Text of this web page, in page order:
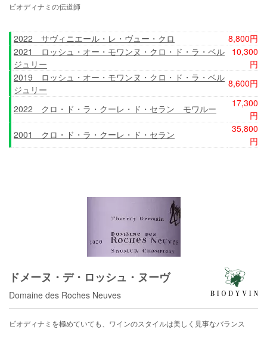
ビオディナミの伝道師
2022 サヴィニエール・レ・ヴュー・クロ
8,800円
2021 ロッシュ・オー・モワンヌ・クロ・ド・ラ・ベル
ジュリー
10,300
円
2019 ロッシュ・オー・モワンヌ・クロ・ド・ラ・ベル
ジュリー
8,600円
2022 クロ・ド・ラ・クーレ・ド・セラン モワルー
17,300
円
2001 クロ・ド・ラ・クーレ・ド・セラン
35,800
円
ドメーヌ・デ・ロッシュ・ヌーヴ
Domaine des Roches Neuves
ビオディナミを極めていても、ワインのスタイルは美しく見事なバランス